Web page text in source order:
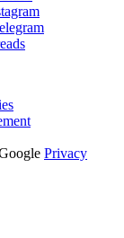
Privacy